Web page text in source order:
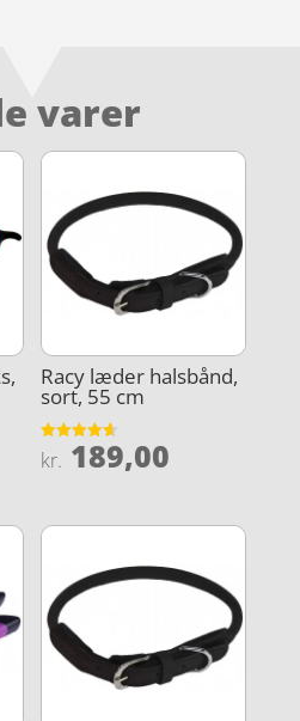
varer
Racy læder halsbånd,
sort, 55 cm
Vurderet
4.6
kr. 189,00